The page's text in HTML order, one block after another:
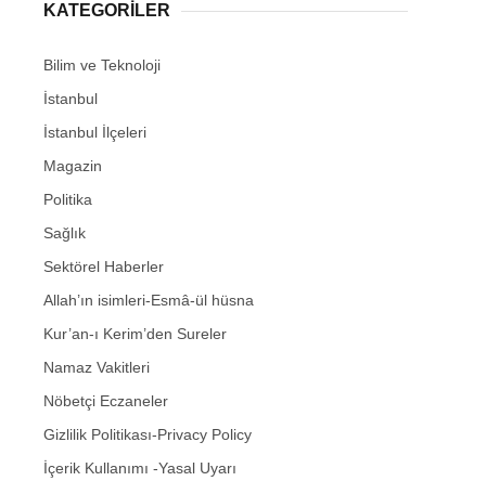
KATEGORİLER
Bilim ve Teknoloji
İstanbul
İstanbul İlçeleri
Magazin
Politika
Sağlık
Sektörel Haberler
Allah’ın isimleri-Esmâ-ül hüsna
Kur’an-ı Kerim’den Sureler
Namaz Vakitleri
Nöbetçi Eczaneler
Gizlilik Politikası-Privacy Policy
İçerik Kullanımı -Yasal Uyarı